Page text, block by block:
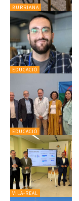
BURRIANA
EDUCACIÓ
EDUCACIÓ
VILA-REAL